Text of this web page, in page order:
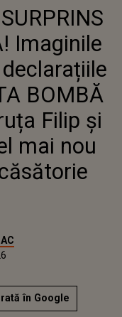
IMAGINILE AU
DAR
AU FOST
BOMBĂ ÎN
FILIP ȘI
CEL MAI NOU
LA CĂSĂTORIE
Imaginile
BOMBĂ
Filip și
mai nou
în Google